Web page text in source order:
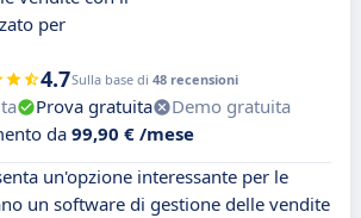
per
4.7Sulla base di 48 recensioni
Prova gratuita
Demo gratuita
da 99,90 € /mese
un'opzione interessante per le
un software di gestione delle vendite